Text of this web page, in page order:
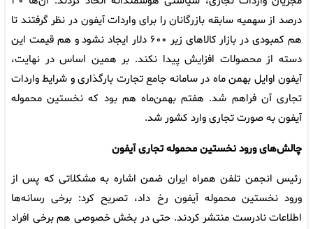
درصد از سهمیه سابقه بازرگانان را برای واردات آیفون در نظر گرفتند تا
هم کمبودی در بازار کالاهای زیر ۶۰۰ دلار ایجاد نشود و هم قیمت این
دسته از محصولات افزایش پیدا نکند. بر همین اساس در نهایت،
آیفون اوایل بهمن ماه در سامانه جامع تجارت بارگذاری و شرایط واردات
تجاری آن فراهم شد. هفتم بهمن‌ماه هم بود که نخستین محموله
آیفون به صورت تجاری وارد کشور شد.
چالش‌های ورود نخستین محموله تجاری آیفون
رئیس انجمن تلفن همراه ایران ضمن اشاره به مشکلاتی که پس از
ورود نخستین محموله آیفون رخ داد، تصریح کرد: برخی رسانه‌ها
اطلاعات نادرست منتشر کردند. حتی در بخش خصوصی هم برخی افراد